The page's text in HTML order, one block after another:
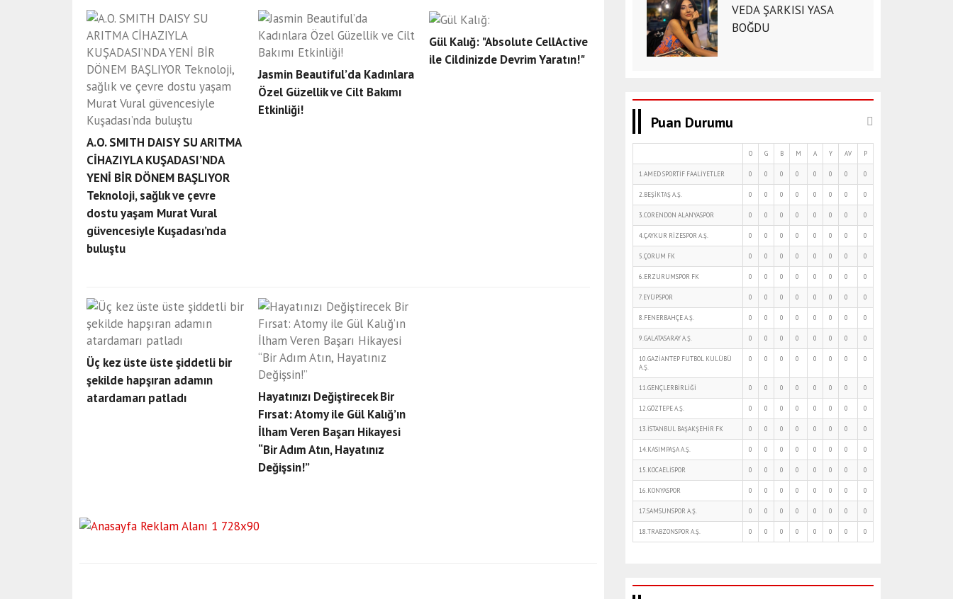
A.O. SMITH DAISY SU ARITMA
CİHAZIYLA KUŞADASI’NDA
YENİ BİR DÖNEM BAŞLIYOR
Teknoloji, sağlık ve çevre
dostu yaşam Murat Vural
güvencesiyle Kuşadası’nda
buluştu
Jasmin Beautiful’da Kadınlara
Özel Güzellik ve Cilt Bakımı
Etkinliği!
Gül Kalığ: "Absolute CellActive
ile Cildinizde Devrim Yaratın!"
Üç kez üste üste şiddetli bir
şekilde hapşıran adamın
atardamarı patladı
Hayatınızı Değiştirecek Bir
Fırsat: Atomy ile Gül Kalığ’ın
İlham Veren Başarı Hikayesi
“Bir Adım Atın, Hayatınız
Değişsin!”
VEDA ŞARKISI YASA
BOĞDU
Puan Durumu
O G B M A Y AV P
1.AMED SPORTİF FAALİYETLER 0 0 0 0 0 0 0 0
2.BEŞİKTAŞ A.Ş. 0 0 0 0 0 0 0 0
3.CORENDON ALANYASPOR 0 0 0 0 0 0 0 0
4.ÇAYKUR RİZESPOR A.Ş. 0 0 0 0 0 0 0 0
5.ÇORUM FK 0 0 0 0 0 0 0 0
6.ERZURUMSPOR FK 0 0 0 0 0 0 0 0
7.EYÜPSPOR 0 0 0 0 0 0 0 0
8.FENERBAHÇE A.Ş. 0 0 0 0 0 0 0 0
9.GALATASARAY A.Ş. 0 0 0 0 0 0 0 0
10.GAZİANTEP FUTBOL KULÜBÜ
A.Ş.
0 0 0 0 0 0 0 0
11.GENÇLERBİRLİĞİ 0 0 0 0 0 0 0 0
12.GÖZTEPE A.Ş. 0 0 0 0 0 0 0 0
13.İSTANBUL BAŞAKŞEHİR FK 0 0 0 0 0 0 0 0
14.KASIMPAŞA A.Ş. 0 0 0 0 0 0 0 0
15.KOCAELİSPOR 0 0 0 0 0 0 0 0
16.KONYASPOR 0 0 0 0 0 0 0 0
17.SAMSUNSPOR A.Ş. 0 0 0 0 0 0 0 0
18.TRABZONSPOR A.Ş. 0 0 0 0 0 0 0 0